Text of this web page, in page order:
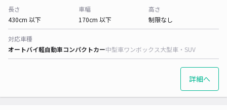
長さ
430cm 以下
車幅
170cm 以下
高さ
制限なし
対応車種
オートバイ軽自動車コンパクトカー中型車ワンボックス大型車・SUV
詳細へ